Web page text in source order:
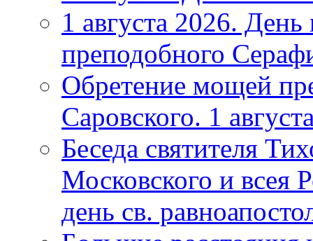
1 августа 2026.
преподобного
Обретение мощей
Саровского. 1
Беседа святителя
Московского и всея
день св.